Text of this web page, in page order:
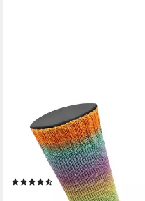
LANA GROSSA
MEILENWEIT 100 COLOR
MIX SPARKS Häkelwolle, 400
m (100 Gramm), 4-fädige
Merino - Sockenwolle mit
Lurexfaden(9)
UVP11,95 €